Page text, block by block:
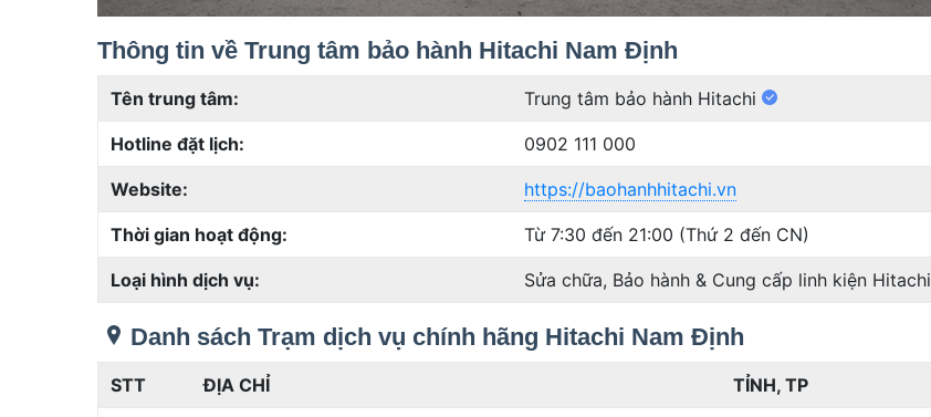
Thông tin về Trung tâm bảo hành Hitachi Nam Định
Tên trung tâm: Trung tâm bảo hành Hitachi
Hotline đặt lịch: 0902 111 000
Website: https://baohanhhitachi.vn
Thời gian hoạt động: Từ 7:30 đến 21:00 (Thứ 2 đến CN)
Loại hình dịch vụ: Sửa chữa, Bảo hành & Cung cấp linh kiện Hitachi
Danh sách Trạm dịch vụ chính hãng Hitachi Nam Định
STT ĐỊA CHỈ TỈNH, TP